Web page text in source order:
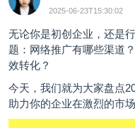
2025-06-23T15:30:02
无论你是初创企业，还是
题：网络推广有哪些渠道
效转化？
今天，我们就为大家盘点
助力你的企业在激烈的市